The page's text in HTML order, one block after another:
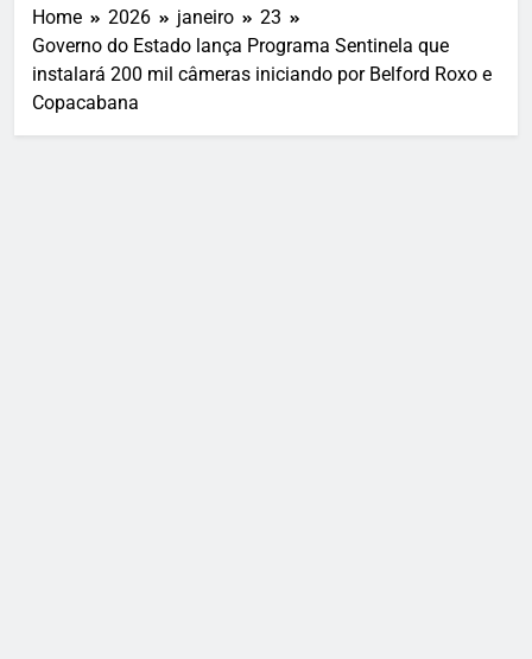
Home 2026 janeiro
23
Governo do Estado lança Programa Sentinela que
instalará 200 mil câmeras iniciando por Belford Roxo e
Copacabana